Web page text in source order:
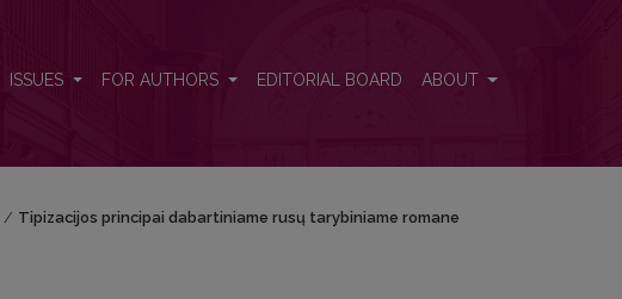
ISSUES FOR AUTHORS EDITORIAL BOARD ABOUT
/ Tipizacijos principai dabartiniame rusų tarybiniame romane